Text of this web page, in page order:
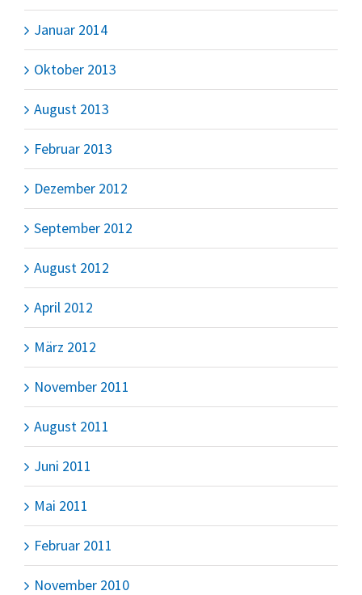
Januar 2014
Oktober 2013
August 2013
Februar 2013
Dezember 2012
September 2012
August 2012
April 2012
März 2012
November 2011
August 2011
Juni 2011
Mai 2011
Februar 2011
November 2010